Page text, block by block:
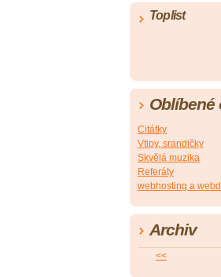
Toplist
Oblíbené
Citátky
Vtipy, srandičky
Skvělá muzika
Referáty
webhosting a
Archiv
<<